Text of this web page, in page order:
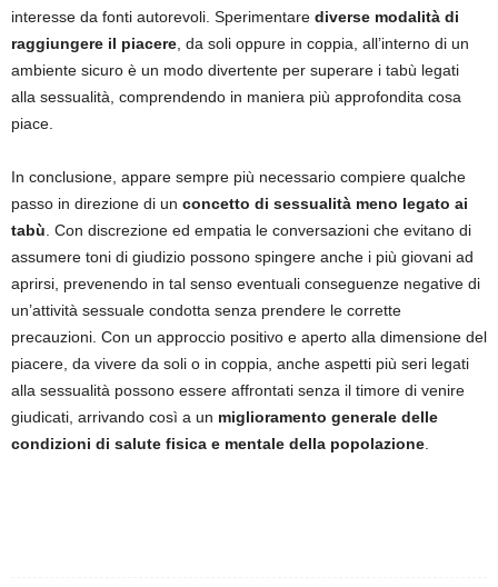
interesse da fonti autorevoli. Sperimentare diverse modalità di
raggiungere il piacere , da soli oppure in coppia, all’interno di un
ambiente sicuro è un modo divertente per superare i tabù legati
alla sessualità, comprendendo in maniera più approfondita cosa
piace.
In conclusione, appare sempre più necessario compiere qualche
passo in direzione di un concetto di sessualità meno legato ai
tabù . Con discrezione ed empatia le conversazioni che evitano di
assumere toni di giudizio possono spingere anche i più giovani ad
aprirsi, prevenendo in tal senso eventuali conseguenze negative di
un’attività sessuale condotta senza prendere le corrette
precauzioni. Con un approccio positivo e aperto alla dimensione del
piacere, da vivere da soli o in coppia, anche aspetti più seri legati
alla sessualità possono essere affrontati senza il timore di venire
giudicati, arrivando così a un miglioramento generale delle
condizioni di salute fisica e mentale della popolazione